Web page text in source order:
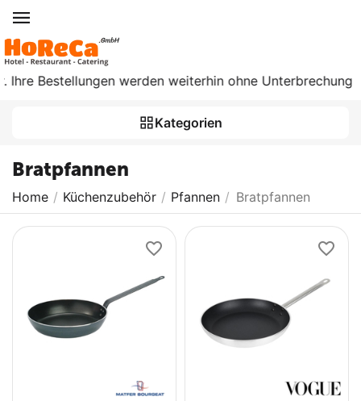
werden weiterhin ohne Unterbrechung
Kategorien
Bratpfannen
Home / Küchenzubehör / Pfannen / Bratpfannen